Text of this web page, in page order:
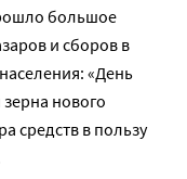
большое
и сборов в
«День
зерна нового
средств в пользу